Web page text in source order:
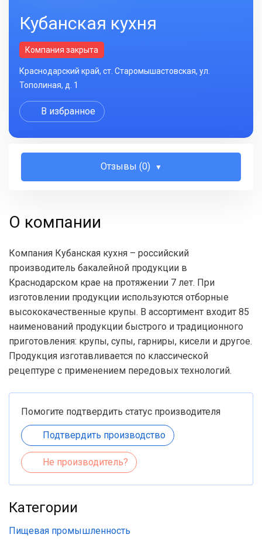
Кубанская кухня
Компания закрыта
Краснодарский край, ст. Старомышастовская, ул.
Тополиная, д. 1
В избранное
Отзывы (0)
О компании
Компания Кубанская кухня – российский
производитель бакалейной продукции в
Краснодарском крае на протяжении 7 лет. При
изготовлении продукции используются отборные
высококачественные крупы. В ассортимент входит 85
наименований продукции быстрого и традиционного
приготовления: крупы, супы, гарниры, кисели и другое.
Продукция изготавливается по классической
рецептуре с применением передовых технологий.
Помогите подтвердить статус производителя
Подтвердить производство
Не производитель?
Категории
Пищевая промышленность